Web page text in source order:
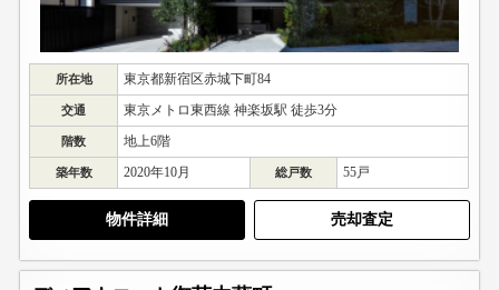
所在地 東京都新宿区赤城下町84
交通 東京メトロ東西線 神楽坂駅 徒歩3分
階数 地上6階
築年数 2020年10月 総戸数 55戸
物件詳細 売却査定